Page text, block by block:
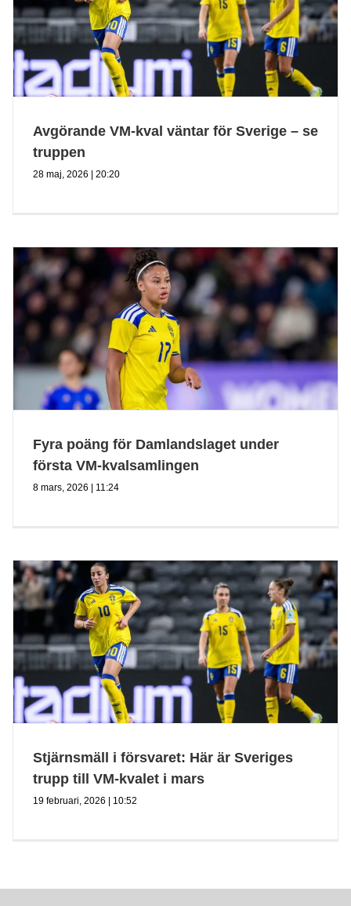
Avgörande VM-kval väntar för Sverige – se
truppen
28 maj, 2026 | 20:20
Fyra poäng för Damlandslaget under
första VM-kvalsamlingen
8 mars, 2026 | 11:24
Stjärnsmäll i försvaret: Här är Sveriges
trupp till VM-kvalet i mars
19 februari, 2026 | 10:52